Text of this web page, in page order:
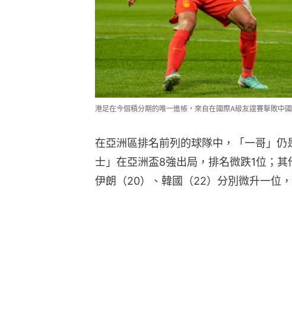
港足在今個積分期的唯一進帳，來自在國際A級友誼賽擊敗中國
在亞洲區排名前列的球隊中，「一哥」
士」在亞洲盃8強出局，排名微跌1位；
伊朗（20）、韓國（22）分別微升一位